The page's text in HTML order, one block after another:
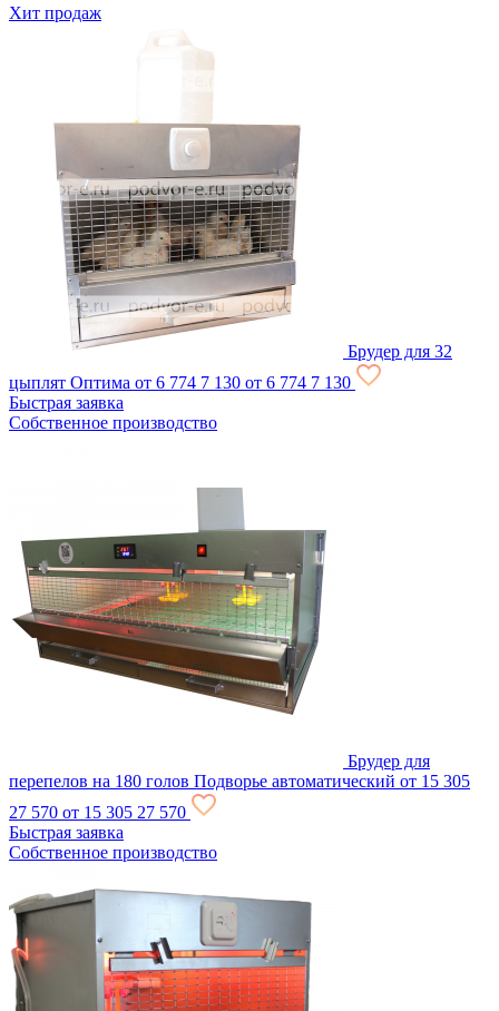
Хит продаж
Брудер для 32
цыплят Оптима от 6 774 7 130 от 6 774 7 130
Быстрая заявка
Собственное производство
Брудер для
перепелов на 180 голов Подворье автоматический от 15 305
27 570 от 15 305 27 570
Быстрая заявка
Собственное производство